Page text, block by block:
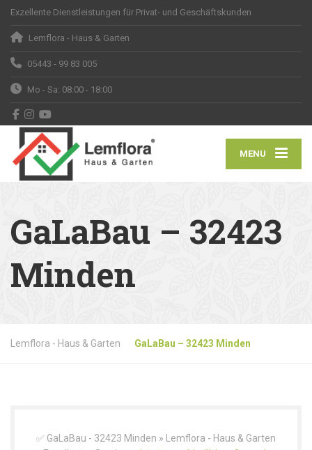
Exzellente Dienstleistungen für Privat- und Geschäftskunden
Lemflora - Haus & Garten
05443 - 99 83 005
Mo - Sa: 08:00 - 18:00
MENU
GaLaBau – 32423
Minden
Lemflora - Haus & Garten GaLaBau – 32423 Minden
✅ GaLaBau - 32423 Minden » Lemflora - Haus & Garten